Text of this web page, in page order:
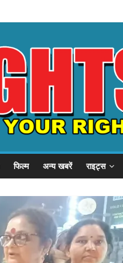
फिल्म अन्य खबरें राइट्स